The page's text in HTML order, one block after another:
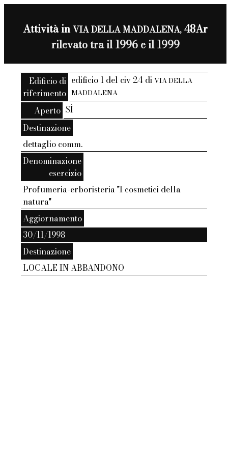
Attività inVIA DELLA MADDALENA,48Ar
rilevato tra il 1996 e il 1999
Edificio di
riferimento
edificio 1 del civ 24 diVIA DELLA
MADDALENA
Aperto SÌ
Destinazione
dettaglio comm.
Denominazione
esercizio
Profumeria-erboristeria "I cosmetici della
natura"
Aggiornamento
30/11/1998
Destinazione
LOCALE IN ABBANDONO